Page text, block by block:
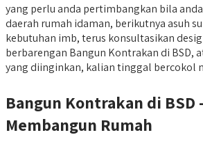
yang perlu anda pertimbangkan bila
daerah rumah idaman, berikutnya asuh
kebutuhan imb, terus konsultasikan
berbarengan Bangun Kontrakan di BSD,
yang diinginkan, kalian tinggal bercokol
Bangun Kontrakan di BSD
Membangun Rumah